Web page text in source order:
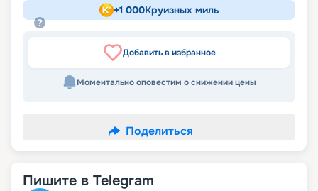
+1 000Круизных миль
Добавить в избранное
Моментально оповестим о снижении цены
Поделиться
Пишите в Telegram